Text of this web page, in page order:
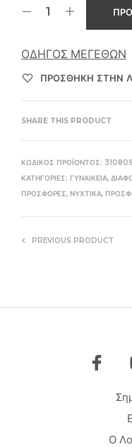
ΟΔΗΓΌΣ ΜΕΓΕΘΏΝ
ΠΡΌΣΘΉΚΗ ΣΤΗΝ
SHARE THIS PRODUCT
ΚΩΔΙΚΌΣ ΠΡΟΪΌΝΤΟΣ:
ΚΑΤΗΓΟΡΊΕΣ: ΓΥΝΑΙΚΕΊΑ,
ΠΡΟΣΦΟΡΈΣ, ΝΥΧΤΙΚΆ,
PREVIOUS PRODUCT
Ο